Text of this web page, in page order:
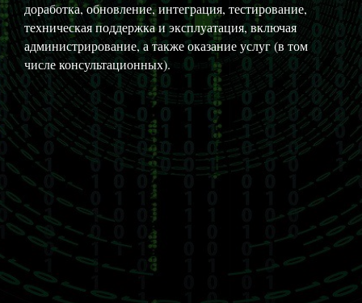
доработка, обновление, интеграция, тестирование,
техническая поддержка и эксплуатация, включая
администрирование, а также оказание услуг (в том
числе консультационных).